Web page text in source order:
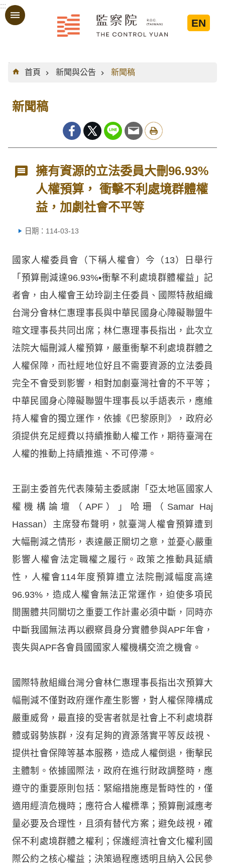
跳到主要內容區塊
:::
EN
:::
首頁
新聞與公告 新聞稿
新聞稿
擁有資源的立法委員大刪96.93%
人權預算， 衝擊不利處境群體權
益，加劇社會不平等
日期：114-03-13
國家人權委員會（下稱人權會）今（13）日舉行
「預算刪減達96.93%•衝擊不利處境群體權益」記
者會，由人權會王幼玲副主任委員、國際特赦組織
台灣分會林仁惠理事長與中華民國身心障礙聯盟牛
暄文理事長共同出席；林仁惠理事長指出，此次立
法院大幅刪減人權預算，嚴重衝擊不利處境群體之
人權保障，而社經地位好且不需要資源的立法委員
完全不會受到影響，相對加劇臺灣社會的不平等；
中華民國身心障礙聯盟牛理事長以手語表示，應維
持人權會的獨立運作，依據《巴黎原則》，政府必
須提供充足經費以持續推動人權工作，期待臺灣在
人權的推動上持續推進、不可停滯。
王副主委首先代表陳菊主委感謝「亞太地區國家人
權機構論壇（APF）」哈珊（Samar Haj
Hassan）主席發布聲明，就臺灣人權會預算遭到
大幅刪減之情形，表達嚴正關切之意，並憂心嚴重
影響人權會法定職權之履行。政策之推動具延續
性，人權會114年度預算遭立法院刪減幅度高達
96.93%，造成人權會無法正常運作，迫使多項民
間團體共同關切之重要工作計畫必須中斷，同時亦
中斷我國無法再以觀察員身分實體參與APF年會，
喪失與APF各會員國國家人權機構交流之機會。
國際特赦組織台灣分會林仁惠理事長指出次預算大
幅刪減不僅對政府運作產生影響，對人權保障構成
嚴重威脅，最直接的受害者就是社會上不利處境群
體或弱勢族群，沒有足夠的資源落實平等反歧視、
提供社會保障等基本服務，造成人權倒退，衝擊民
主體制。依據國際法，政府在進行財政調整時，應
遵守的重要原則包括：緊縮措施應是暫時性的，僅
適用經濟危機時；應符合人權標準；預算刪減應考
量必要及合理性，且須有替代方案；避免歧視，確
保不利處境群體之權利；保護經濟社會文化權利國
際公約之核心權益；決策過程應透明且納入公民參